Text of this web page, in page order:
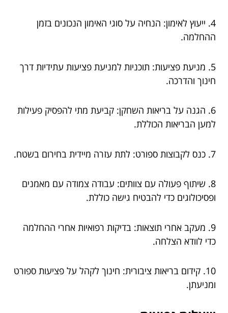
4. ייעוץ לאימון: הנחיה על סוגי האימון הנכונים בזמן
ההחלמה.
5. מניעת פציעות: תוכניות למניעת פציעות עתידיות דרך
חינוך והדרכה.
6. הגנה על בריאות השחקן: קביעת מתי להפסיק פעילות
למען הבריאות הכוללת.
7. כנס לקבוצות ספורט: לתת עזרה מיידית בחירום בשטח.
8. שיתוף פעולה עם צוותים: עבודה צמודה עם מאמנים
ופסיכולוגים כדי להבטיח גישה כוללת.
9. מעקב אחרי תוצאות: בדיקות רפואיות אחרי ההחלמה
כדי לוודא הצלחה.
10. קידום בריאות ציבורית: חינוך לקהל על פציעות ספורט
ומניעתן.